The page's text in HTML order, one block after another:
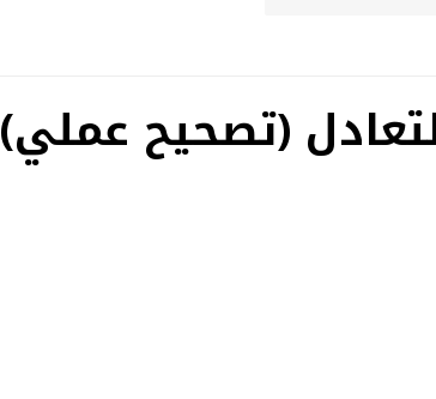
(تصحيح عملي)